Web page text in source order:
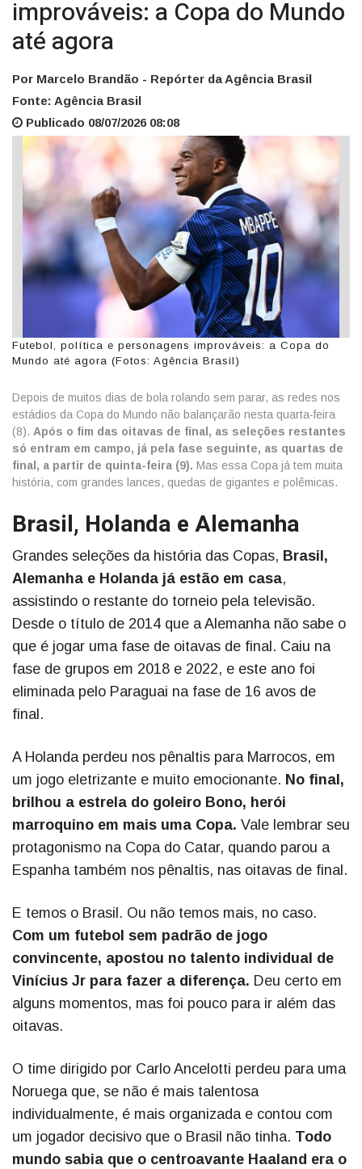
improváveis: a Copa do Mundo
até agora
Por Marcelo Brandão - Repórter da Agência Brasil
Fonte: Agência Brasil
Publicado 08/07/2026 08:08
Futebol, política e personagens improváveis: a Copa do
Mundo até agora (Fotos: Agência Brasil)
Depois de muitos dias de bola rolando sem parar, as redes nos
estádios da Copa do Mundo não balançarão nesta quarta-feira
(8). Após o fim das oitavas de final, as seleções restantes
só entram em campo, já pela fase seguinte, as quartas de
final, a partir de quinta-feira (9). Mas essa Copa já tem muita
história, com grandes lances, quedas de gigantes e polêmicas.
Brasil, Holanda e Alemanha
Grandes seleções da história das Copas, Brasil,
Alemanha e Holanda já estão em casa,
assistindo o restante do torneio pela televisão.
Desde o título de 2014 que a Alemanha não sabe o
que é jogar uma fase de oitavas de final. Caiu na
fase de grupos em 2018 e 2022, e este ano foi
eliminada pelo Paraguai na fase de 16 avos de
final.
A Holanda perdeu nos pênaltis para Marrocos, em
um jogo eletrizante e muito emocionante. No final,
brilhou a estrela do goleiro Bono, herói
marroquino em mais uma Copa. Vale lembrar seu
protagonismo na Copa do Catar, quando parou a
Espanha também nos pênaltis, nas oitavas de final.
E temos o Brasil. Ou não temos mais, no caso.
Com um futebol sem padrão de jogo
convincente, apostou no talento individual de
Vinícius Jr para fazer a diferença. Deu certo em
alguns momentos, mas foi pouco para ir além das
oitavas.
O time dirigido por Carlo Ancelotti perdeu para uma
Noruega que, se não é mais talentosa
individualmente, é mais organizada e contou com
um jogador decisivo que o Brasil não tinha. Todo
mundo sabia que o centroavante Haaland era o